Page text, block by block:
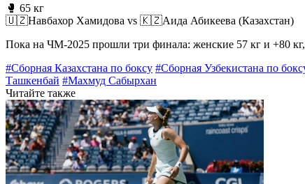
🥊 65 кг
🇺🇿Навбахор Хамидова vs 🇰🇿Аида Абикеева (Казахстан)
Пока на ЧМ-2025 прошли три финала: женские 57 кг и +80
#Сборная Казахстана по боксу #Сборная Узбекистана по
Ташкенбай #Махмуд Сабырхан
Читайте также